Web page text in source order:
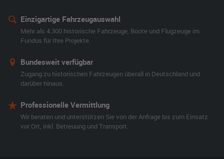
Einzigartige Fahrzeugauswahl
Mehr als 4.300 historische Fahrzeuge, Boote und Flugzeuge im
Fundus für Ihre Projekte.
Bundesweit verfügbar
Zugang zu historischen Fahrzeugen überall in Deutschland und
darüber hinaus.
Professionelle Vermittlung
Wir beraten und unterstützen Sie von der Anfrage bis zum Einsatz
vor Ort, inkl. Betreuung und Transport.